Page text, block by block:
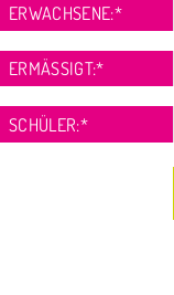
ERWACHSENE:*
ERMÄSSIGT:*
SCHÜLER:*